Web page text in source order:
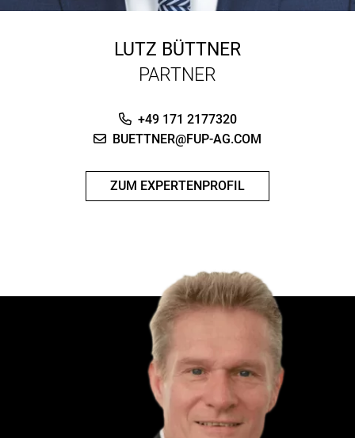
LUTZ BÜTTNER
PARTNER
+49 171 2177320
BUETTNER@FUP-AG.COM
ZUM EXPERTENPROFIL